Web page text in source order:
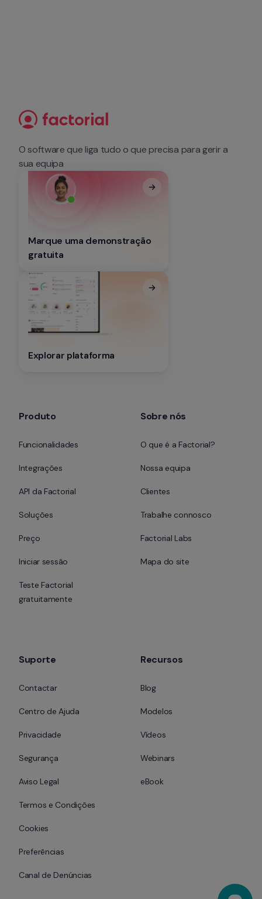
O software que liga tudo o que precisa para gerir a
sua equipa
Marque uma demonstração
gratuita
Explorar plataforma
Produto
Funcionalidades
Integrações
API da Factorial
Soluções
Preço
Iniciar sessão
Teste Factorial
gratuitamente
Sobre nós
O que é a Factorial?
Nossa equipa
Clientes
Trabalhe connosco
Factorial Labs
Mapa do site
Suporte
Contactar
Centro de Ajuda
Privacidade
Segurança
Aviso Legal
Termos e Condições
Cookies
Preferências
Canal de Denúncias
Recursos
Blog
Modelos
Vídeos
Webinars
eBook